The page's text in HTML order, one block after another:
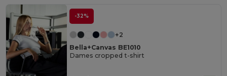
-32%
+2
Bella+Canvas BE1010
Dames cropped t-shirt